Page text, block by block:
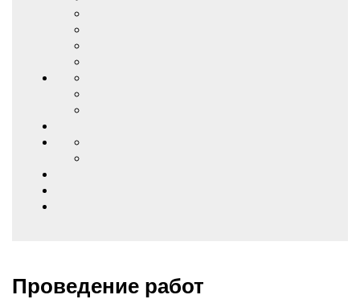
Проведение работ